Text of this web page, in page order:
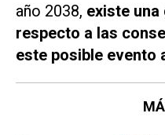
año 2038, existe
respecto a las
este posible evento